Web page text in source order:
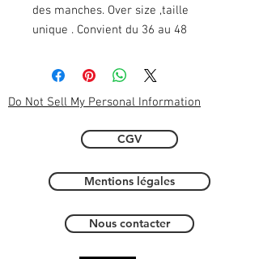
des manches. Over size ,taille
unique . Convient du 36 au 48
Do Not Sell My Personal Information
CGV
Mentions légales
Nous contacter